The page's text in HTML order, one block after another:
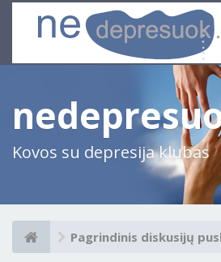
Kovos su depresija klubas
Pagrindinis diskusijų